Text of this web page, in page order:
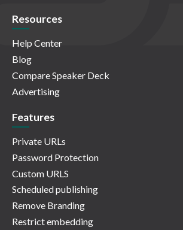
Resources
Help Center
Blog
Compare Speaker Deck
Advertising
Features
Private URLs
Password Protection
Custom URLS
Scheduled publishing
Remove Branding
Restrict embedding